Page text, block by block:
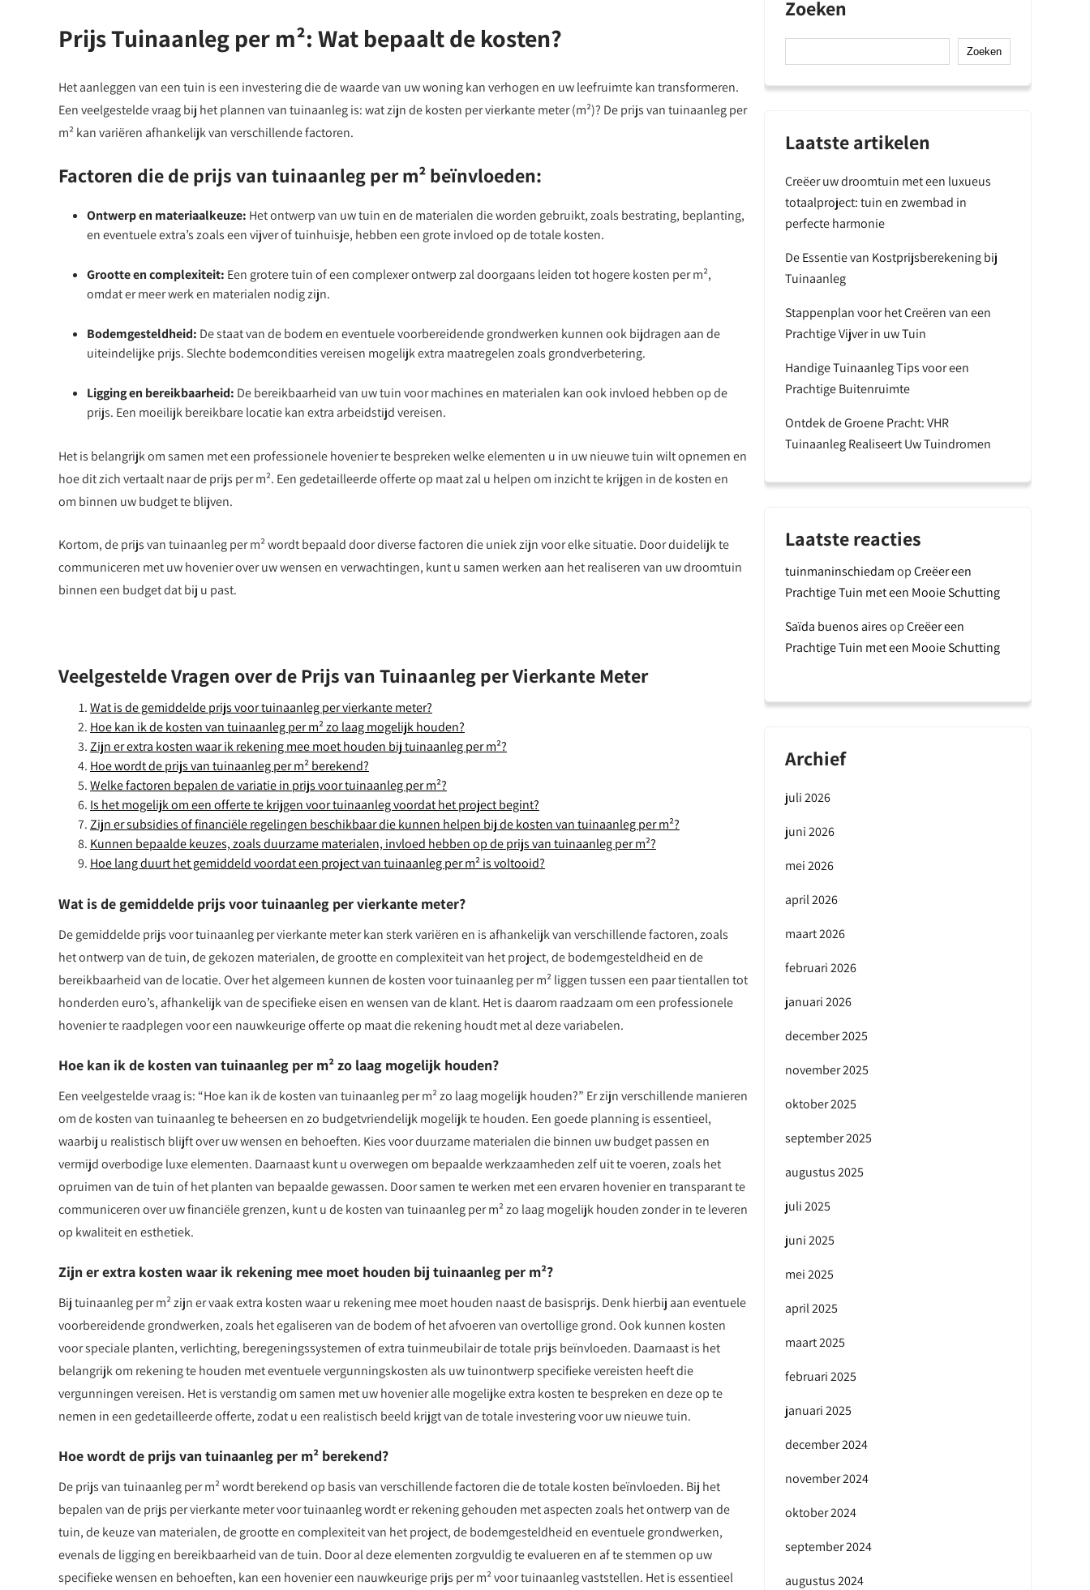
Prijs Tuinaanleg per m²: Wat bepaalt de kosten?
Het aanleggen van een tuin is een investering die de waarde van uw woning kan verhogen en uw leefruimte kan transformeren.
Een veelgestelde vraag bij het plannen van tuinaanleg is: wat zijn de kosten per vierkante meter (m²)? De prijs van tuinaanleg per
m² kan variëren afhankelijk van verschillende factoren.
Factoren die de prijs van tuinaanleg per m² beïnvloeden:
Ontwerp en materiaalkeuze: Het ontwerp van uw tuin en de materialen die worden gebruikt, zoals bestrating, beplanting,
en eventuele extra’s zoals een vijver of tuinhuisje, hebben een grote invloed op de totale kosten.
Grootte en complexiteit: Een grotere tuin of een complexer ontwerp zal doorgaans leiden tot hogere kosten per m²,
omdat er meer werk en materialen nodig zijn.
Bodemgesteldheid: De staat van de bodem en eventuele voorbereidende grondwerken kunnen ook bijdragen aan de
uiteindelijke prijs. Slechte bodemcondities vereisen mogelijk extra maatregelen zoals grondverbetering.
Ligging en bereikbaarheid: De bereikbaarheid van uw tuin voor machines en materialen kan ook invloed hebben op de
prijs. Een moeilijk bereikbare locatie kan extra arbeidstijd vereisen.
Het is belangrijk om samen met een professionele hovenier te bespreken welke elementen u in uw nieuwe tuin wilt opnemen en
hoe dit zich vertaalt naar de prijs per m². Een gedetailleerde offerte op maat zal u helpen om inzicht te krijgen in de kosten en
om binnen uw budget te blijven.
Kortom, de prijs van tuinaanleg per m² wordt bepaald door diverse factoren die uniek zijn voor elke situatie. Door duidelijk te
communiceren met uw hovenier over uw wensen en verwachtingen, kunt u samen werken aan het realiseren van uw droomtuin
binnen een budget dat bij u past.
Veelgestelde Vragen over de Prijs van Tuinaanleg per Vierkante Meter
Wat is de gemiddelde prijs voor tuinaanleg per vierkante meter?
Hoe kan ik de kosten van tuinaanleg per m² zo laag mogelijk houden?
Zijn er extra kosten waar ik rekening mee moet houden bij tuinaanleg per m²?
Hoe wordt de prijs van tuinaanleg per m² berekend?
Welke factoren bepalen de variatie in prijs voor tuinaanleg per m²?
Is het mogelijk om een offerte te krijgen voor tuinaanleg voordat het project begint?
Zijn er subsidies of financiële regelingen beschikbaar die kunnen helpen bij de kosten van tuinaanleg per m²?
Kunnen bepaalde keuzes, zoals duurzame materialen, invloed hebben op de prijs van tuinaanleg per m²?
Hoe lang duurt het gemiddeld voordat een project van tuinaanleg per m² is voltooid?
Wat is de gemiddelde prijs voor tuinaanleg per vierkante meter?
De gemiddelde prijs voor tuinaanleg per vierkante meter kan sterk variëren en is afhankelijk van verschillende factoren, zoals
het ontwerp van de tuin, de gekozen materialen, de grootte en complexiteit van het project, de bodemgesteldheid en de
bereikbaarheid van de locatie. Over het algemeen kunnen de kosten voor tuinaanleg per m² liggen tussen een paar tientallen tot
honderden euro’s, afhankelijk van de specifieke eisen en wensen van de klant. Het is daarom raadzaam om een professionele
hovenier te raadplegen voor een nauwkeurige offerte op maat die rekening houdt met al deze variabelen.
Hoe kan ik de kosten van tuinaanleg per m² zo laag mogelijk houden?
Een veelgestelde vraag is: “Hoe kan ik de kosten van tuinaanleg per m² zo laag mogelijk houden?” Er zijn verschillende manieren
om de kosten van tuinaanleg te beheersen en zo budgetvriendelijk mogelijk te houden. Een goede planning is essentieel,
waarbij u realistisch blijft over uw wensen en behoeften. Kies voor duurzame materialen die binnen uw budget passen en
vermijd overbodige luxe elementen. Daarnaast kunt u overwegen om bepaalde werkzaamheden zelf uit te voeren, zoals het
opruimen van de tuin of het planten van bepaalde gewassen. Door samen te werken met een ervaren hovenier en transparant te
communiceren over uw financiële grenzen, kunt u de kosten van tuinaanleg per m² zo laag mogelijk houden zonder in te leveren
op kwaliteit en esthetiek.
Zijn er extra kosten waar ik rekening mee moet houden bij tuinaanleg per m²?
Bij tuinaanleg per m² zijn er vaak extra kosten waar u rekening mee moet houden naast de basisprijs. Denk hierbij aan eventuele
voorbereidende grondwerken, zoals het egaliseren van de bodem of het afvoeren van overtollige grond. Ook kunnen kosten
voor speciale planten, verlichting, beregeningssystemen of extra tuinmeubilair de totale prijs beïnvloeden. Daarnaast is het
belangrijk om rekening te houden met eventuele vergunningskosten als uw tuinontwerp specifieke vereisten heeft die
vergunningen vereisen. Het is verstandig om samen met uw hovenier alle mogelijke extra kosten te bespreken en deze op te
nemen in een gedetailleerde offerte, zodat u een realistisch beeld krijgt van de totale investering voor uw nieuwe tuin.
Hoe wordt de prijs van tuinaanleg per m² berekend?
De prijs van tuinaanleg per m² wordt berekend op basis van verschillende factoren die de totale kosten beïnvloeden. Bij het
bepalen van de prijs per vierkante meter voor tuinaanleg wordt er rekening gehouden met aspecten zoals het ontwerp van de
tuin, de keuze van materialen, de grootte en complexiteit van het project, de bodemgesteldheid en eventuele grondwerken,
evenals de ligging en bereikbaarheid van de tuin. Door al deze elementen zorgvuldig te evalueren en af te stemmen op uw
specifieke wensen en behoeften, kan een hovenier een nauwkeurige prijs per m² voor tuinaanleg vaststellen. Het is essentieel
Zoeken
Zoeken
Laatste artikelen
Creëer uw droomtuin met een luxueus
totaalproject: tuin en zwembad in
perfecte harmonie
De Essentie van Kostprijsberekening bij
Tuinaanleg
Stappenplan voor het Creëren van een
Prachtige Vijver in uw Tuin
Handige Tuinaanleg Tips voor een
Prachtige Buitenruimte
Ontdek de Groene Pracht: VHR
Tuinaanleg Realiseert Uw Tuindromen
Laatste reacties
tuinmaninschiedamopCreëer een
Prachtige Tuin met een Mooie Schutting
Saïda buenos airesopCreëer een
Prachtige Tuin met een Mooie Schutting
Archief
juli 2026
juni 2026
mei 2026
april 2026
maart 2026
februari 2026
januari 2026
december 2025
november 2025
oktober 2025
september 2025
augustus 2025
juli 2025
juni 2025
mei 2025
april 2025
maart 2025
februari 2025
januari 2025
december 2024
november 2024
oktober 2024
september 2024
augustus 2024